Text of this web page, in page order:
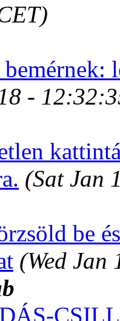
-
(Sat Jan
be
(Wed Jan